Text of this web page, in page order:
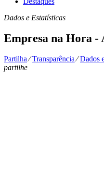
Dados e Estatísticas
Empresa na Hora -
Partilha⁄Transparência⁄Dados
partilhe